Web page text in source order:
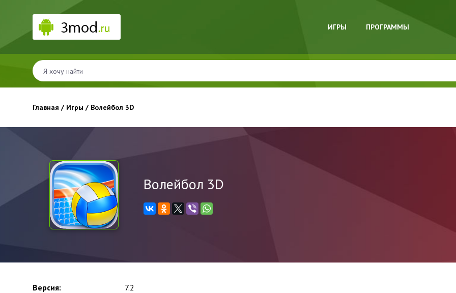
ИГРЫ ПРОГРАММЫ
Главная / Игры / Волейбол 3D
Волейбол 3D
Версия:
7.2